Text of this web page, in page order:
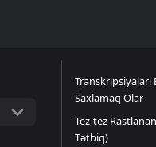
Saxlamaq Olar
Tez-tez
Tətbiq)